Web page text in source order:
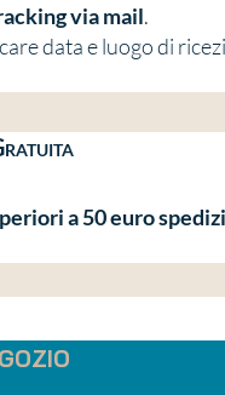
via mail.
data e luogo di
a 50 euro